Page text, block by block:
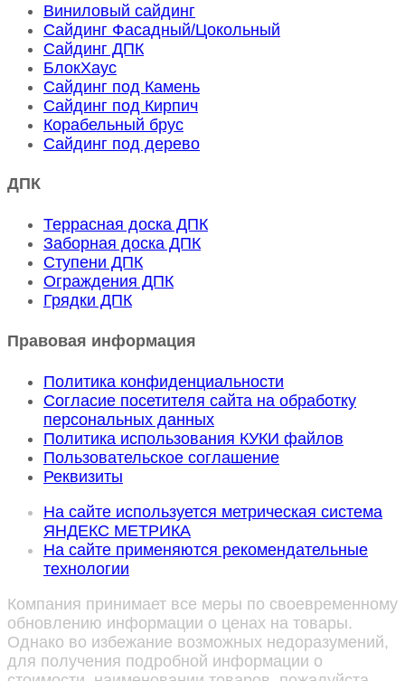
Виниловый сайдинг
Сайдинг Фасадный/Цокольный
Сайдинг ДПК
БлокХаус
Сайдинг под Камень
Сайдинг под Кирпич
Корабельный брус
Сайдинг под дерево
ДПК
Террасная доска ДПК
Заборная доска ДПК
Ступени ДПК
Ограждения ДПК
Грядки ДПК
Правовая информация
Политика конфиденциальности
Согласие посетителя сайта на обработку
персональных данных
Политика использования КУКИ файлов
Пользовательское соглашение
Реквизиты
На сайте используется метрическая система
ЯНДЕКС МЕТРИКА
На сайте применяются рекомендательные
технологии
Компания принимает все меры по своевременному
обновлению информации о ценах на товары.
Однако во избежание возможных недоразумений,
для получения подробной информации о